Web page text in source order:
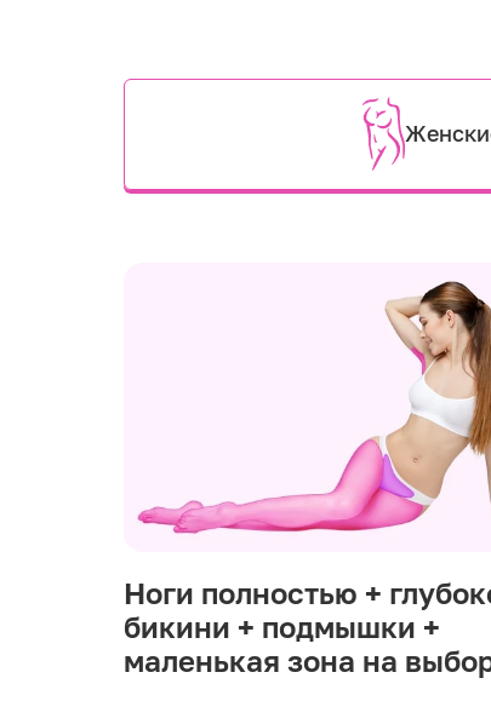
Ноги полностью +
бикини + подмышки +
маленькая зона на